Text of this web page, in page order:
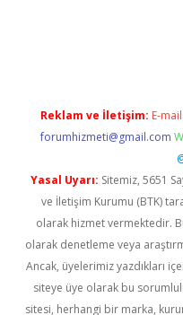
Reklam ve İletişim: E-mail:
forumhizmeti@gmail.com
Yasal Uyarı: Sitemiz, 5651
ve İletişim Kurumu (BTK)
olarak hizmet vermektedir.
olarak denetleme veya
Ancak, üyelerimiz yazdıkları
siteye üye olarak bu
sitesi, herhangi bir marka,